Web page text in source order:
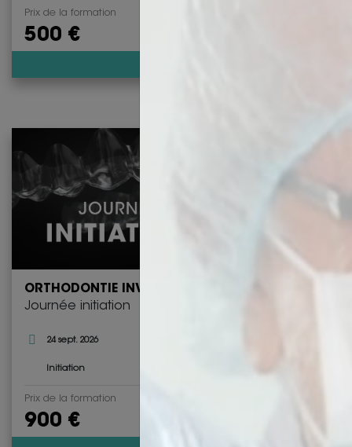
Prix de la formation
500 €
ORTHODONTIE INVISIBLE
Journée initiation
24 sept. 2026
Initiation
Prix de la formation
900 €